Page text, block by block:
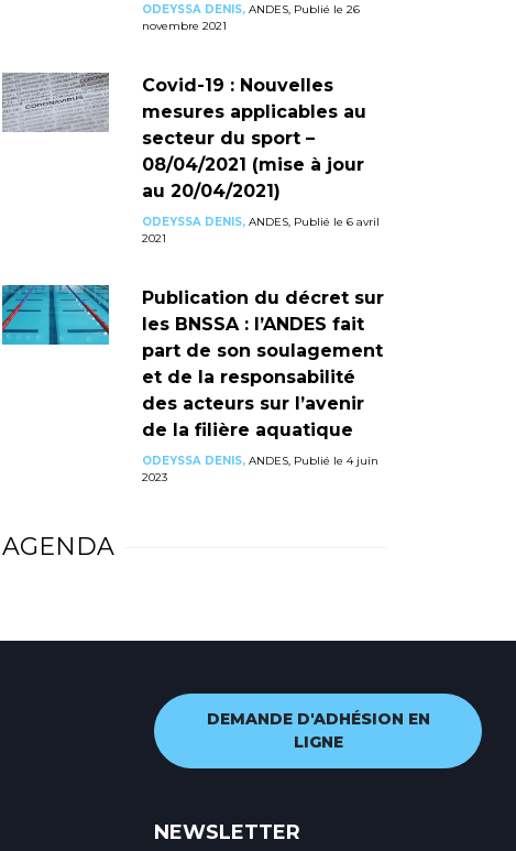
ODEYSSA DENIS,ANDES, Publié le 26
novembre 2021
Covid-19 : Nouvelles
mesures applicables au
secteur du sport –
08/04/2021 (mise à jour
au 20/04/2021)
ODEYSSA DENIS,ANDES, Publié le 6 avril
2021
Publication du décret sur
les BNSSA : l’ANDES fait
part de son soulagement
et de la responsabilité
des acteurs sur l’avenir
de la filière aquatique
ODEYSSA DENIS,ANDES, Publié le 4 juin
2023
AGENDA
DEMANDE D'ADHÉSION EN
LIGNE
NEWSLETTER